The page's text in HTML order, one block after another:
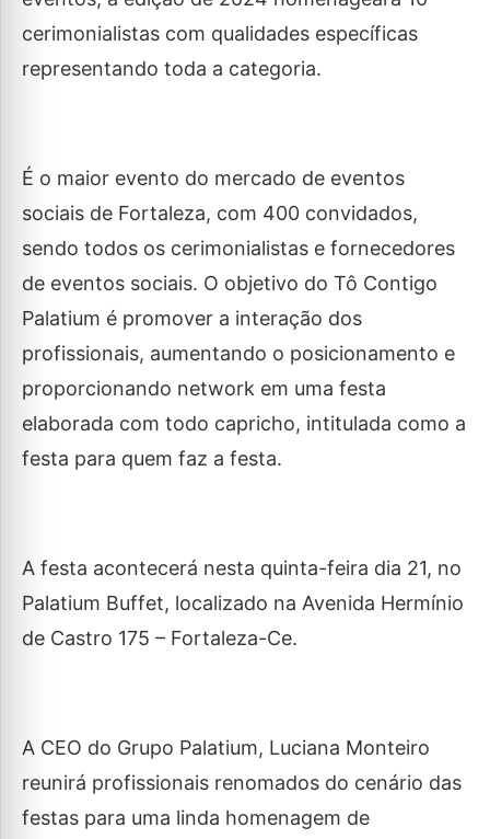
cerimonialistas com qualidades específicas
representando toda a categoria.
É o maior evento do mercado de eventos
sociais de Fortaleza, com 400 convidados,
sendo todos os cerimonialistas e fornecedores
de eventos sociais. O objetivo do Tô Contigo
Palatium é promover a interação dos
profissionais, aumentando o posicionamento e
proporcionando network em uma festa
elaborada com todo capricho, intitulada como a
festa para quem faz a festa.
A festa acontecerá nesta quinta-feira dia 21, no
Palatium Buffet, localizado na Avenida Hermínio
de Castro 175 – Fortaleza-Ce.
A CEO do Grupo Palatium, Luciana Monteiro
reunirá profissionais renomados do cenário das
festas para uma linda homenagem de